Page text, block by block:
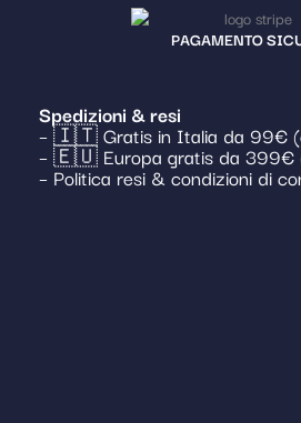
PAGAMENTO
Spedizioni & resi
– 🇮🇹 Gratis in Italia da 99€
– 🇪🇺 Europa gratis da 399€
– Politica resi & condizioni di